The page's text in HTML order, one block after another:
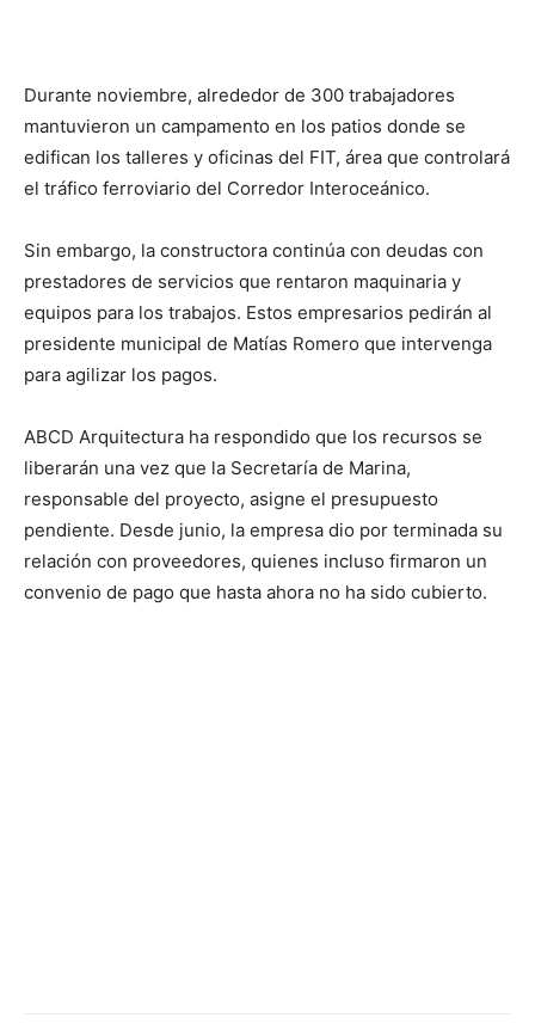
Durante noviembre, alrededor de 300 trabajadores
mantuvieron un campamento en los patios donde se
edifican los talleres y oficinas del FIT, área que controlará
el tráfico ferroviario del Corredor Interoceánico.
Sin embargo, la constructora continúa con deudas con
prestadores de servicios que rentaron maquinaria y
equipos para los trabajos. Estos empresarios pedirán al
presidente municipal de Matías Romero que intervenga
para agilizar los pagos.
ABCD Arquitectura ha respondido que los recursos se
liberarán una vez que la Secretaría de Marina,
responsable del proyecto, asigne el presupuesto
pendiente. Desde junio, la empresa dio por terminada su
relación con proveedores, quienes incluso firmaron un
convenio de pago que hasta ahora no ha sido cubierto.